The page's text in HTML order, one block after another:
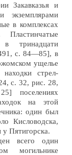
Закавказья и
экземплярами
в комплексах
тринадцати
с. 84—85], в
ущелье
стрел-
с. 32, рис. 28,
поселениях
на этой
один был
Кисловодска,
у Пятигорска.
всего один
могильнике